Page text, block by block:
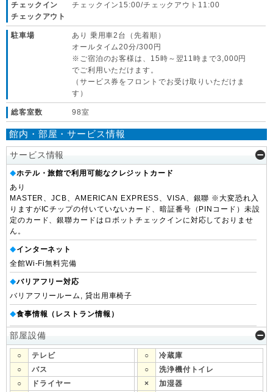
チェックイン
チェックアウト
チェックイン15:00/チェックアウト11:00
駐車場
あり 乗用車2台（先着順）
オールタイム20分/300円
※ご宿泊のお客様は、15時～翌11時まで3,000円
でご利用いただけます。
（サービス券をフロントでお受け取りいただけま
す）
総客室数 98室
館内・部屋・サービス情報
サービス情報
◆ホテル・旅館で利用可能なクレジットカード
あり
MASTER、JCB、AMERICAN EXPRESS、VISA、銀聯 ※大変恐れ入
りますがICチップの付いていないカード、暗証番号（PINコード）未設
定のカード、銀聯カードはロボットチェックインに対応しておりませ
ん。
◆インターネット
全館Wi-Fi無料完備
◆バリアフリー対応
バリアフリールーム, 貸出用車椅子
◆食事情報（レストラン情報）
部屋設備
○ テレビ ○
冷蔵庫
○
バス ○
洗浄機付トイレ
○
ドライヤー ×
加湿器